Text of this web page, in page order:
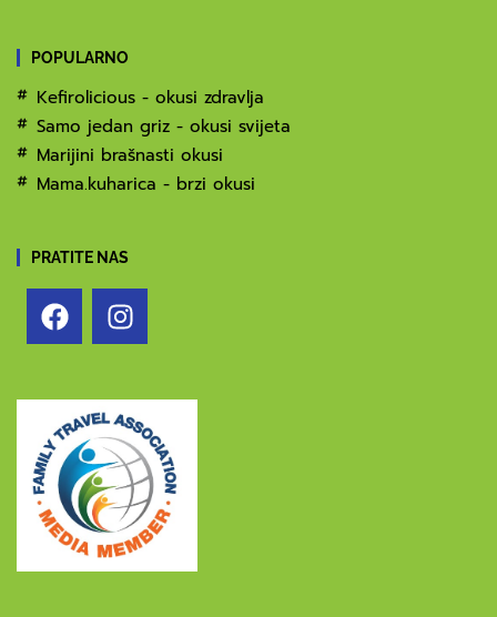
POPULARNO
Kefirolicious - okusi zdravlja
Samo jedan griz - okusi svijeta
Marijini brašnasti okusi
Mama.kuharica - brzi okusi
PRATITE NAS